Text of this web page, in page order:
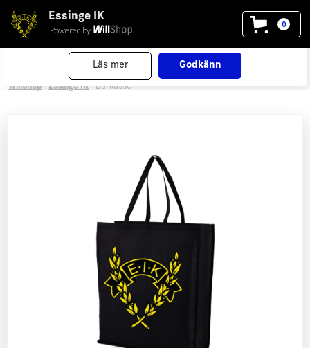
Vi använder cookies
på willshop.se. Läs mer i vår
policy för cookies
Läs mer Godkänn
Essinge IK
Powered by
0
WillShop Essinge IK Bärkasse